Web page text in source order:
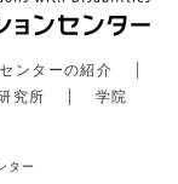
センターの紹介
究所 学院
ター